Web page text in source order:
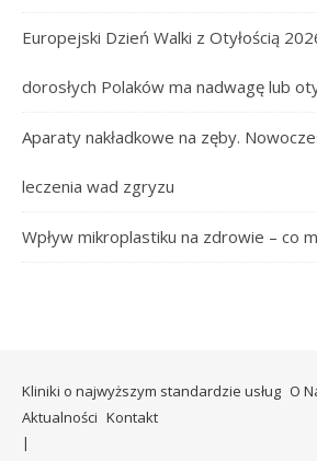
Europejski Dzień Walki z Otyłością
dorosłych Polaków ma nadwagę lub
Aparaty nakładkowe na zęby.
leczenia wad zgryzu
Wpływ mikroplastiku na zdrowie – co
Kliniki o najwyższym standardzie usług O
Aktualności Kontakt